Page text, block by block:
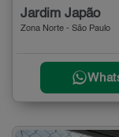
Jardim Japão
Zona Norte - São Paulo